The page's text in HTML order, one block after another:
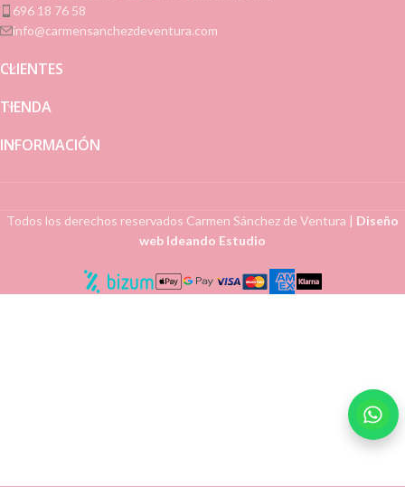
696 18 76 58
info@carmensanchezdeventura.com
CLIENTES
TIENDA
INFORMACIÓN
Todos los derechos reservados Carmen Sánchez de Ventura | Diseño
web Ideando Estudio